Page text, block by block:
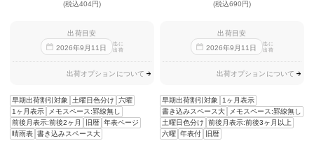
(税込404円)
出荷目安
2026年9 月11 日
迄に
出荷
出荷オプションについて
早期出荷割引対象 土曜日色分け
六曜
1ヶ月表示
メモスペース:罫線無し
前後月表示:前後2ヶ月
旧暦 年表ページ
晴雨表 書き込みスペース大
(税込690円)
出荷目安
2026年9 月11 日
迄に
出荷
出荷オプションについて
早期出荷割引対象
1ヶ月表示
書き込みスペース大
メモスペース:罫線無し
土曜日色分け
前後月表示:前後3ヶ月以上
六曜 年表付 旧暦